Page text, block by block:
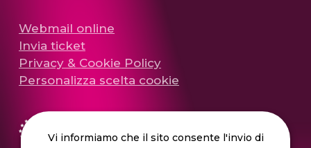
Webmail online
Invia ticket
Privacy & Cookie Policy
Personalizza scelta cookie
Vi informiamo che il sito consente l'invio di